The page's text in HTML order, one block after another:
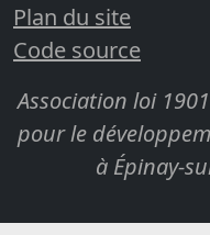
Plan du site
Code source
Association loi
pour le
à Épinay-